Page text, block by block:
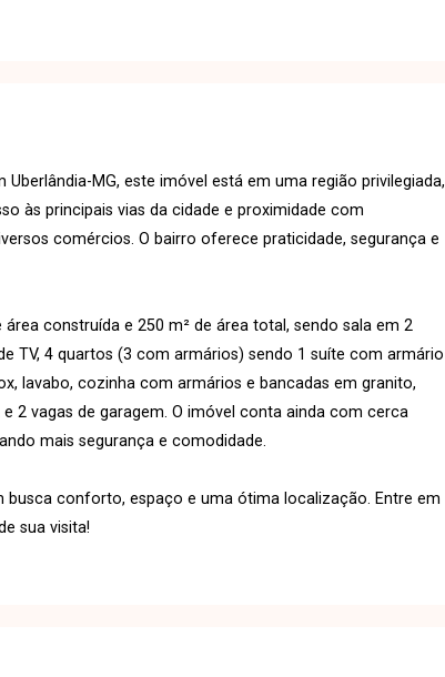
MG, este imóvel está em uma região privilegiada,
às principais vias da cidade e proximidade com
comércios. O bairro oferece praticidade, segurança e
construída e 250 m² de área total, sendo sala em 2
TV, 4 quartos (3 com armários) sendo 1 suíte com armário
lavabo, cozinha com armários e bancadas em granito,
2 vagas de garagem. O imóvel conta ainda com cerca
mais segurança e comodidade.
busca conforto, espaço e uma ótima localização. Entre em
sua visita!